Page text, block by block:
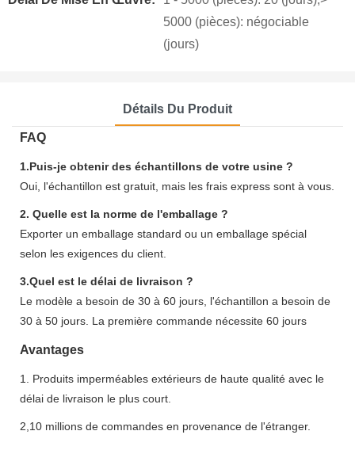
5000 (pièces): négociable
(jours)
Détails Du Produit
FAQ
1.Puis-je obtenir des échantillons de votre usine ?
Oui, l'échantillon est gratuit, mais les frais express sont à vous.
2. Quelle est la norme de l'emballage ?
Exporter un emballage standard ou un emballage spécial
selon les exigences du client.
3.Quel est le délai de livraison ?
Le modèle a besoin de 30 à 60 jours, l'échantillon a besoin de
30 à 50 jours. La première commande nécessite 60 jours
Avantages
1. Produits imperméables extérieurs de haute qualité avec le
délai de livraison le plus court.
2,10 millions de commandes en provenance de l'étranger.